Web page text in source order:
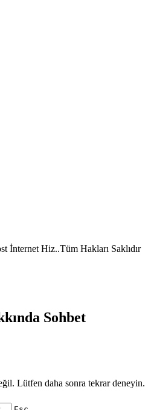
İnternet Hiz..Tüm Hakları Saklıdır
Sohbet
Lütfen daha sonra tekrar deneyin.